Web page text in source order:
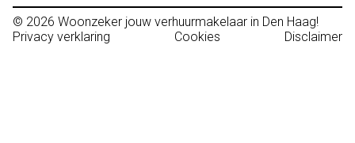
© 2026 Woonzeker jouw verhuurmakelaar in Den Haag!
Privacy verklaring
Cookies Disclaimer